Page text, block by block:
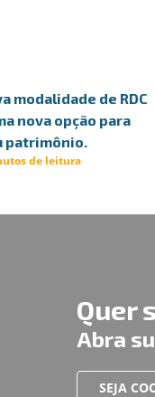
modalidade de RDC
nova opção para
patrimônio.
de leitura
Quer
Abra
SEJA